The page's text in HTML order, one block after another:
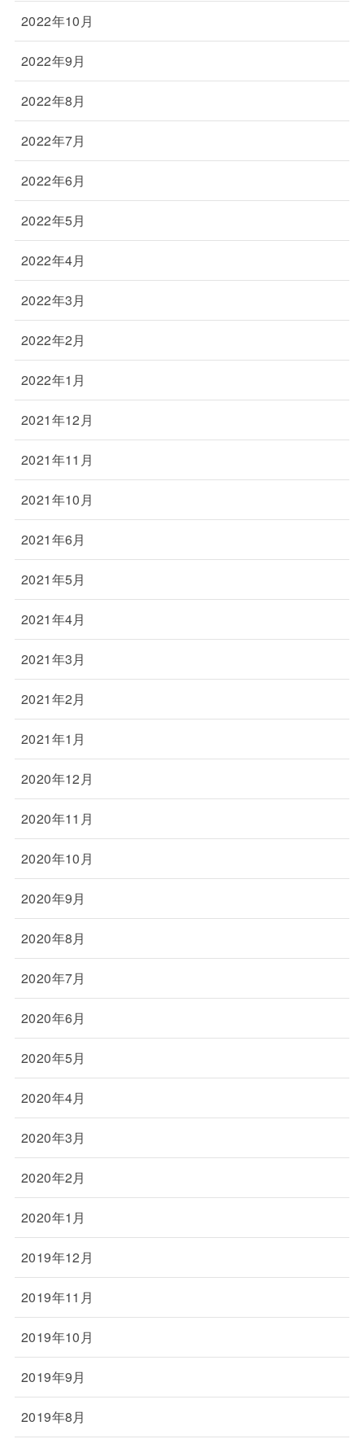
2022年10月
2022年9月
2022年8月
2022年7月
2022年6月
2022年5月
2022年4月
2022年3月
2022年2月
2022年1月
2021年12月
2021年11月
2021年10月
2021年6月
2021年5月
2021年4月
2021年3月
2021年2月
2021年1月
2020年12月
2020年11月
2020年10月
2020年9月
2020年8月
2020年7月
2020年6月
2020年5月
2020年4月
2020年3月
2020年2月
2020年1月
2019年12月
2019年11月
2019年10月
2019年9月
2019年8月